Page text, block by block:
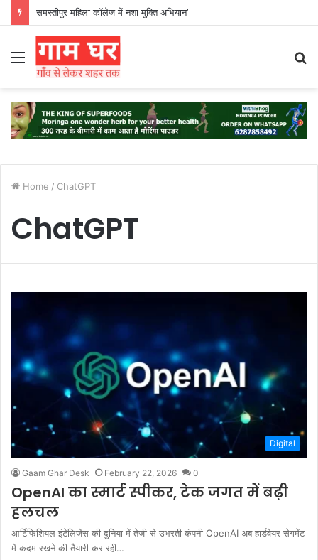
समस्तीपुर महिला कॉलेज में नशा मुक्ति अभियान’
Menu
Home / ChatGPT
ChatGPT
Digital
Gaam Ghar Desk February 22, 2026 0
OpenAI का स्मार्ट स्पीकर, टेक जगत में बढ़ी
हलचल
आर्टिफिशियल इंटेलिजेंस की दुनिया में तेजी से उभरती कंपनी OpenAI अब हार्डवेयर सेगमेंट
में कदम रखने की तैयारी कर रही…